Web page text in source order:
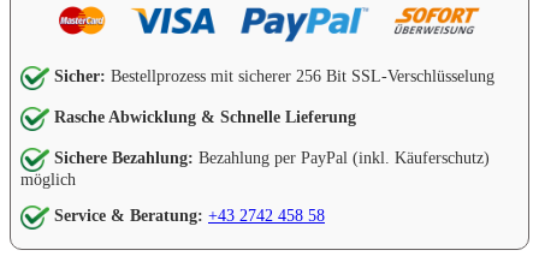
Sicher: Bestellprozess mit sicherer 256 Bit SSL-Verschlüsselung
Rasche Abwicklung & Schnelle Lieferung
Sichere Bezahlung: Bezahlung per PayPal (inkl. Käuferschutz)
möglich
Service & Beratung: +43 2742 458 58